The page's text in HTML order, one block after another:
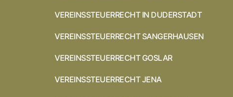
VEREINSSTEUERRECHT IN DUDERSTADT
VEREINSSTEUERRECHT SANGERHAUSEN
VEREINSSTEUERRECHT GOSLAR
VEREINSSTEUERRECHT JENA